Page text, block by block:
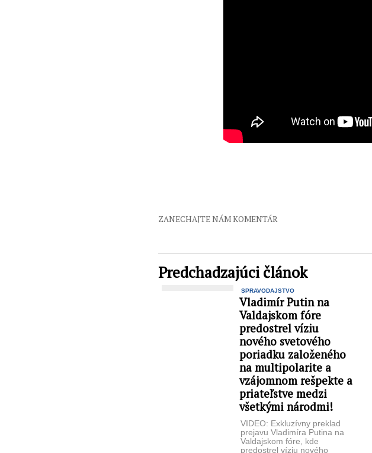
ZANECHAJTE NÁM KOMENTÁR
Predchadzajúci článok
SPRAVODAJSTVO
Vladimír Putin na
Valdajskom fóre
predostrel víziu
nového svetového
poriadku založeného
na multipolarite a
vzájomnom rešpekte a
priateľstve medzi
všetkými národmi!
VIDEO: Exkluzívny preklad
prejavu Vladimíra Putina na
Valdajskom fóre, kde
predostrel víziu nového